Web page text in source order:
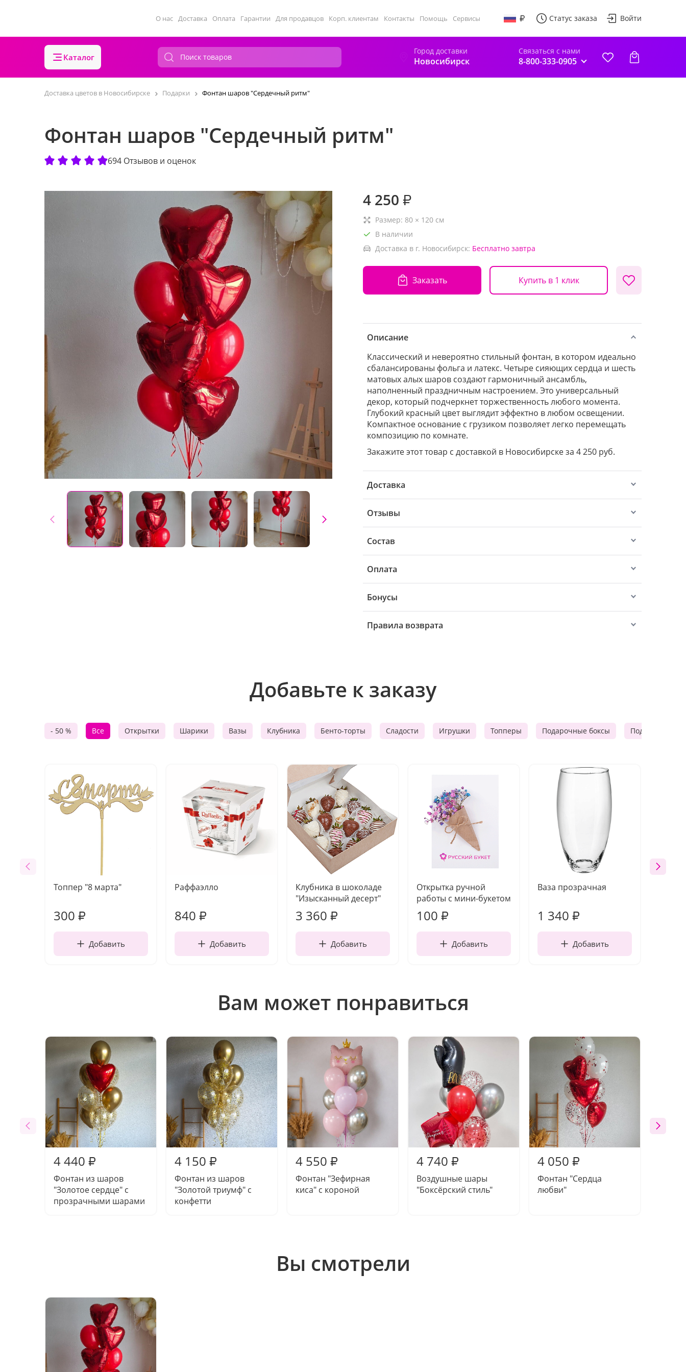
О нас Доставка Оплата Гарантии Для продавцов Корп. клиентам Контакты Помощь Сервисы Статус заказа Войти
Каталог
Город доставки
Новосибирск
Связаться с нами
8-800-333-0905
Доставка цветов в Новосибирске Подарки Фонтан шаров "Сердечный ритм"
Фонтан шаров "Сердечный ритм"
694 Отзывов и оценок
4 250 ₽
Размер: 80 × 120 см
В наличии
Доставка в г. Новосибирск: Бесплатно завтра
Заказать Купить в 1 клик
Описание
Классический и невероятно стильный фонтан, в котором идеально
сбалансированы фольга и латекс. Четыре сияющих сердца и шесть
матовых алых шаров создают гармоничный ансамбль,
наполненный праздничным настроением. Это универсальный
декор, который подчеркнет торжественность любого момента.
Глубокий красный цвет выглядит эффектно в любом освещении.
Компактное основание с грузиком позволяет легко перемещать
композицию по комнате.
Закажите этот товар с доставкой в Новосибирске за 4 250 руб.
Доставка
Отзывы
Состав
Оплата
Бонусы
Правила возврата
Добавьте к заказу
- 50 % Все Открытки Шарики Вазы Клубника Бенто-торты Сладости Игрушки Топперы Подарочные боксы Подарочные
Топпер "8 марта"
300 ₽
Добавить
Раффаэлло
840 ₽
Добавить
Клубника в шоколаде
"Изысканный десерт"
3 360 ₽
Добавить
Открытка ручной
работы с мини-букетом
100 ₽
Добавить
Ваза прозрачная
1 340 ₽
Добавить
Вам может понравиться
4 440 ₽
Фонтан из шаров
"Золотое сердце" с
прозрачными шарами
4 150 ₽
Фонтан из шаров
"Золотой триумф" с
конфетти
4 550 ₽
Фонтан "Зефирная
киса" с короной
4 740 ₽
Воздушные шары
"Боксёрский стиль"
4 050 ₽
Фонтан "Сердца
любви"
Вы смотрели